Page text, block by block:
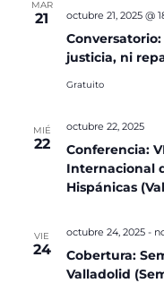
MAR
21
justicia, ni
octubre 21, 2025 @
Gratuito
MIÉ
22
Conferencia:
Internacional
Hispánicas
octubre 22, 2025
VIE
24
Cobertura:
Valladolid
octubre 24, 2025-